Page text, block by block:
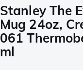
Stanley The
Mug 24oz,
061
ml